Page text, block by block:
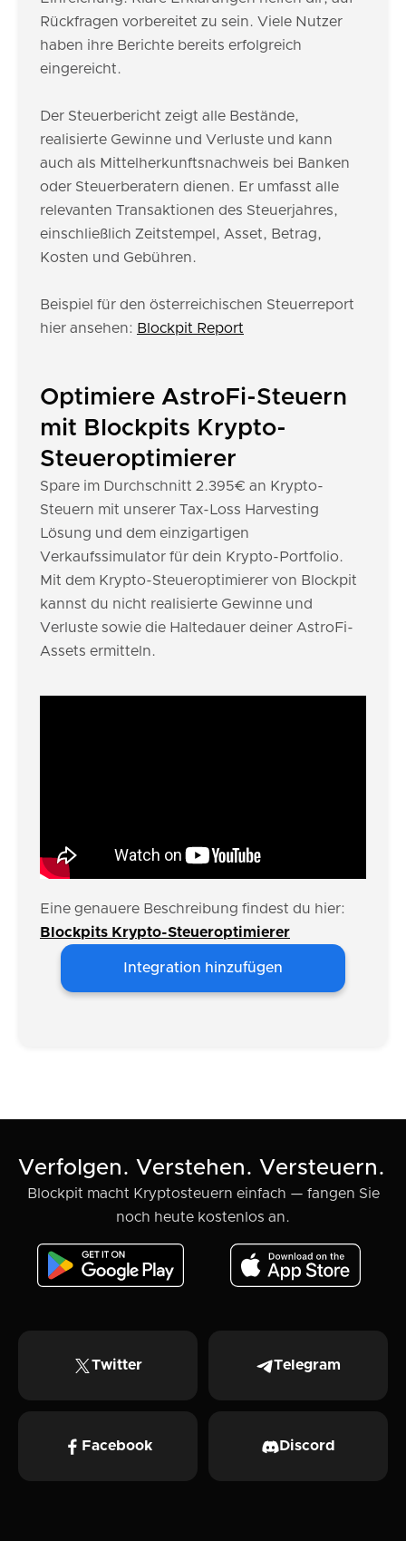
Rückfragen vorbereitet zu sein. Viele Nutzer
haben ihre Berichte bereits erfolgreich
eingereicht.
Der Steuerbericht zeigt alle Bestände,
realisierte Gewinne und Verluste und kann
auch als Mittelherkunftsnachweis bei Banken
oder Steuerberatern dienen. Er umfasst alle
relevanten Transaktionen des Steuerjahres,
einschließlich Zeitstempel, Asset, Betrag,
Kosten und Gebühren.
Beispiel für den österreichischen Steuerreport
hier ansehen: Blockpit Report
Optimiere AstroFi-Steuern
mit Blockpits Krypto-
Steueroptimierer
Spare im Durchschnitt 2.395€ an Krypto-
Steuern mit unserer Tax-Loss Harvesting
Lösung und dem einzigartigen
Verkaufssimulator für dein Krypto-Portfolio.
Mit dem Krypto-Steueroptimierer von Blockpit
kannst du nicht realisierte Gewinne und
Verluste sowie die Haltedauer deiner AstroFi-
Assets ermitteln.
Eine genauere Beschreibung findest du hier:
Blockpits Krypto-Steueroptimierer
Integration hinzufügen
Verfolgen. Verstehen. Versteuern.
Blockpit macht Kryptosteuern einfach — fangen Sie
noch heute kostenlos an.
Twitter Telegram
Facebook Discord